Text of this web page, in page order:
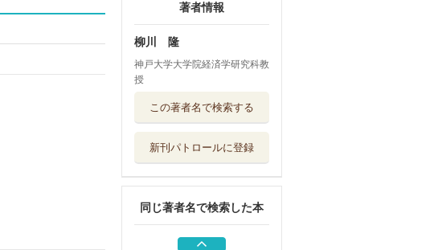
著者情報
柳川 隆
神戸大学大学院経済学研究科教
授
この著者名で検索する
新刊パトロールに登録
同じ著者名で検索した本
１１のドラゴン...
現代社会と経済倫
有斐閣
願いがかなう・目
標が実現する「...
日本実業出版社